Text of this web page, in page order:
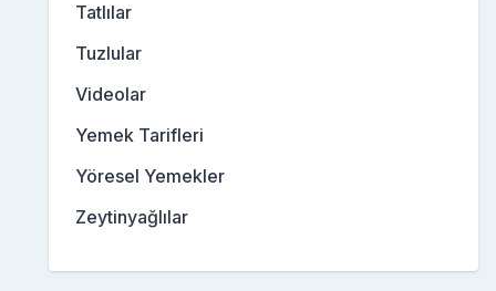
Tatlılar
Tuzlular
Videolar
Yemek Tarifleri
Yöresel Yemekler
Zeytinyağlılar